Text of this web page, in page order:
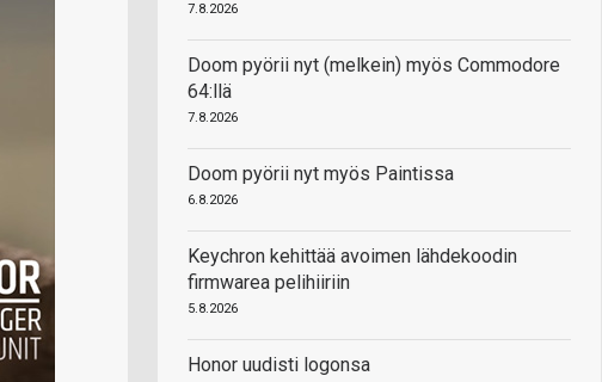
7.8.2026
Doom pyörii nyt (melkein) myös Commodore
64:llä
7.8.2026
Doom pyörii nyt myös Paintissa
6.8.2026
Keychron kehittää avoimen lähdekoodin
firmwarea pelihiiriin
5.8.2026
Honor uudisti logonsa